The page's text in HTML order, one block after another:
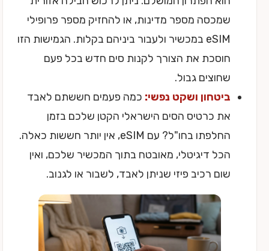
שמכסה מספר מדינות, או להחזיק מספר פרופילי
eSIM במכשיר ולעבור ביניהם בקלות. הגמישות הזו
חוסכת את הצורך לקנות סים חדש בכל פעם
שחוצים גבול.
ביטחון ושקט נפשי: כמה פעמים חששתם לאבד
את כרטיס הסים הישראלי הקטן שלכם בזמן
החלפתו בחו"ל? עם eSIM, אין יותר חששות כאלה.
הכל דיגיטלי, מאובטח בתוך המכשיר שלכם, ואין
שום רכיב פיזי שניתן לאבד, לשבור או לגנוב.